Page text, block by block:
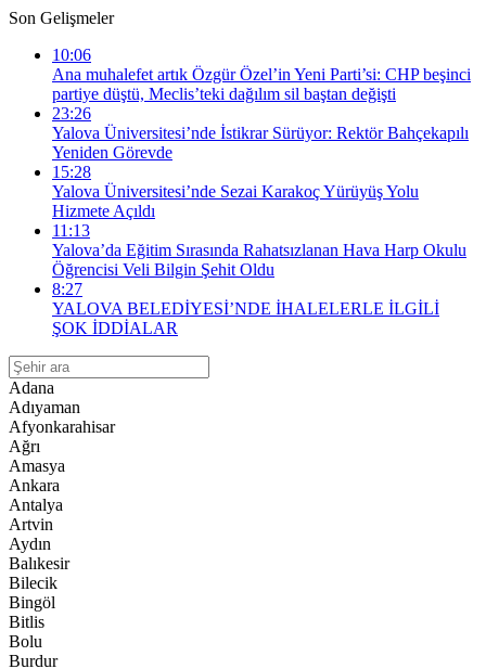
Son Gelişmeler
10:06
Ana muhalefet artık Özgür Özel’in Yeni Parti’si: CHP beşinci
partiye düştü, Meclis’teki dağılım sil baştan değişti
23:26
Yalova Üniversitesi’nde İstikrar Sürüyor: Rektör Bahçekapılı
Yeniden Görevde
15:28
Yalova Üniversitesi’nde Sezai Karakoç Yürüyüş Yolu
Hizmete Açıldı
11:13
Yalova’da Eğitim Sırasında Rahatsızlanan Hava Harp Okulu
Öğrencisi Veli Bilgin Şehit Oldu
8:27
YALOVA BELEDİYESİ’NDE İHALELERLE İLGİLİ
ŞOK İDDİALAR
Adana
Adıyaman
Afyonkarahisar
Ağrı
Amasya
Ankara
Antalya
Artvin
Aydın
Balıkesir
Bilecik
Bingöl
Bitlis
Bolu
Burdur